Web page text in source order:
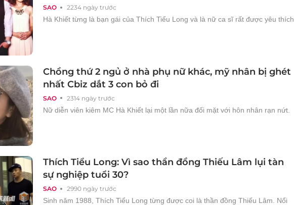
SAO 2234 ngày trước
Hà Khiết từng là bạn gái của Thích Tiểu Long và là nữ ca sĩ rất được yêu thích.
SAO 2314 ngày trước
Chồng thứ 2 ngủ ở nhà phụ nữ khác, mỹ nhân bị ghét
nhất Cbiz dắt 3 con bỏ đi
Nữ diễn viên kiêm MC Hà Khiết lại một lần nữa đối mặt với hôn nhân rạn nứt.
SAO 2990 ngày trước
Thích Tiểu Long: Vì sao thần đồng Thiếu Lâm lụi tàn
sự nghiệp tuổi 30?
Sinh năm 1988, Thích Tiểu Long từng được coi là thần đồng Thiếu Lâm. Nổi